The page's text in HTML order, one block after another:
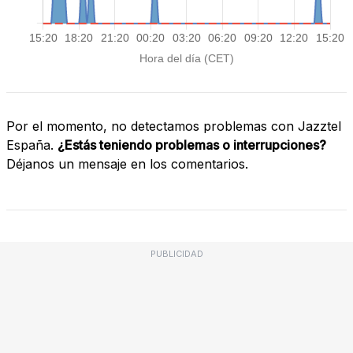
Por el momento, no detectamos problemas con Jazztel
España. ¿Estás teniendo problemas o interrupciones?
Déjanos un mensaje en los comentarios.
PUBLICIDAD